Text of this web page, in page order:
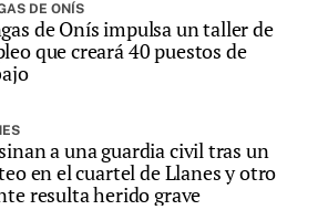
DE ONÍS
de Onís impulsa un taller de
que creará 40 puestos de
a una guardia civil tras un
en el cuartel de Llanes y otro
resulta herido grave